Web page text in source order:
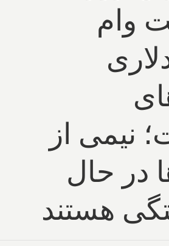
وام
دلاری
نیمی از
در حال
هستند